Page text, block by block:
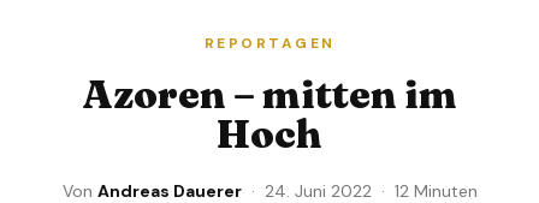
REPORTAGEN
Azoren – mitten im
Hoch
Von Andreas Dauerer· 24. Juni 2022 · 12 Minuten